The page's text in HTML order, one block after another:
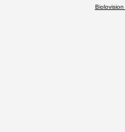
Biolovision